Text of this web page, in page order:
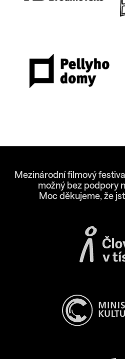
Mezinárodní filmový
možný bez podpory
Moc děkujeme, že